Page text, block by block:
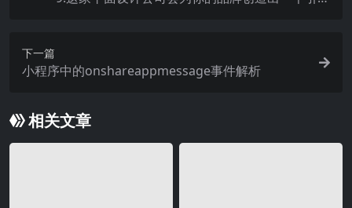
下一篇
小程序中的onshareappmessage事件解析
相关文章